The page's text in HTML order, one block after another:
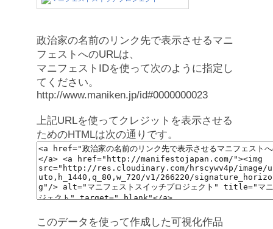
政治家の名前のリンク先で表示させるマニ
フェストへのURLは、
マニフェストIDを使って次のように指定し
てください。
http://www.maniken.jp/id#0000000023
上記URLを使ってクレジットを表示させる
ためのHTMLは次の通りです。
このデータを使って作成した可視化作品